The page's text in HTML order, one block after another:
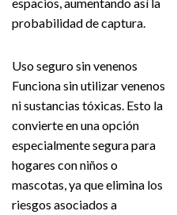
probabilidad de captura.
Uso seguro sin venenos
Funciona sin utilizar venenos
ni sustancias tóxicas. Esto la
convierte en una opción
especialmente segura para
hogares con niños o
mascotas, ya que elimina los
riesgos asociados a